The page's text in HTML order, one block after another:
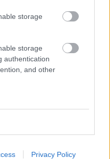
storage
storage
authentication
and other
Privacy Policy